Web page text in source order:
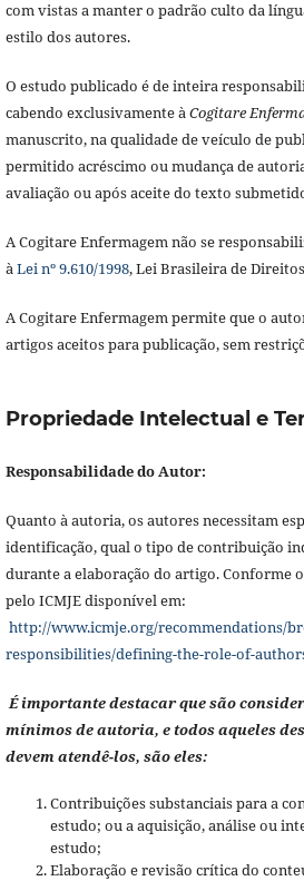
com vistas a manter o padrão culto da
estilo dos autores.
O estudo publicado é de inteira
cabendo exclusivamente àCogitare
manuscrito, na qualidade de veículo de
permitido acréscimo ou mudança de
avaliação ou após aceite do texto
A Cogitare Enfermagem não se
àLei nº 9.610/1998, Lei Brasileira de
A Cogitare Enfermagem permite que o
artigos aceitos para publicação, sem
Propriedade Intelectual e
Responsabilidade do Autor:
Quanto à autoria, os autores necessitam
identificação, qual o tipo de contribuição
durante a elaboração do artigo. Conforme
pelo ICMJE disponível em:
http://www.icmje.org/recommendations/
responsibilities/defining-the-role-of-
É importante destacar que são
mínimos de autoria, e todos aqueles
devem atendê-los, são eles:
Contribuições substanciais para a
estudo; ou a aquisição, análise ou
estudo;
Elaboração e revisão crítica do